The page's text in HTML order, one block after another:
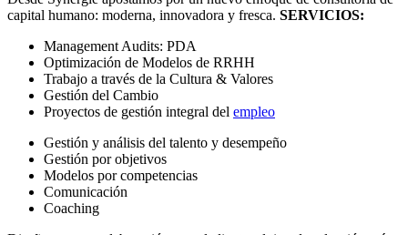
capital humano: moderna, innovadora y fresca. SERVICIOS:
Management Audits: PDA
Optimización de Modelos de RRHH
Trabajo a través de la Cultura & Valores
Gestión del Cambio
Proyectos de gestión integral del empleo
Gestión y análisis del talento y desempeño
Gestión por objetivos
Modelos por competencias
Comunicación
Coaching